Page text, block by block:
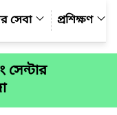
সেবা প্রশিক্ষণ
সেন্টার